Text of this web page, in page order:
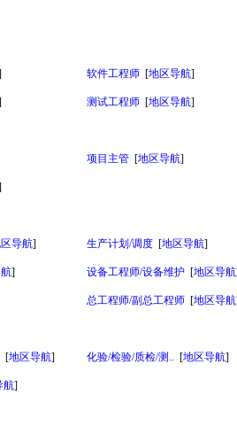
软件工程师 [地区导航]
测试工程师 [地区导航]
项目主管 [地区导航]
导航] 生产计划/调度 [地区导航]
] 设备工程师/设备维护 [地区导航
总工程师/副总工程师 [地区导航
[地区导航] 化验/检验/质检/测.. [地区导航]
航]